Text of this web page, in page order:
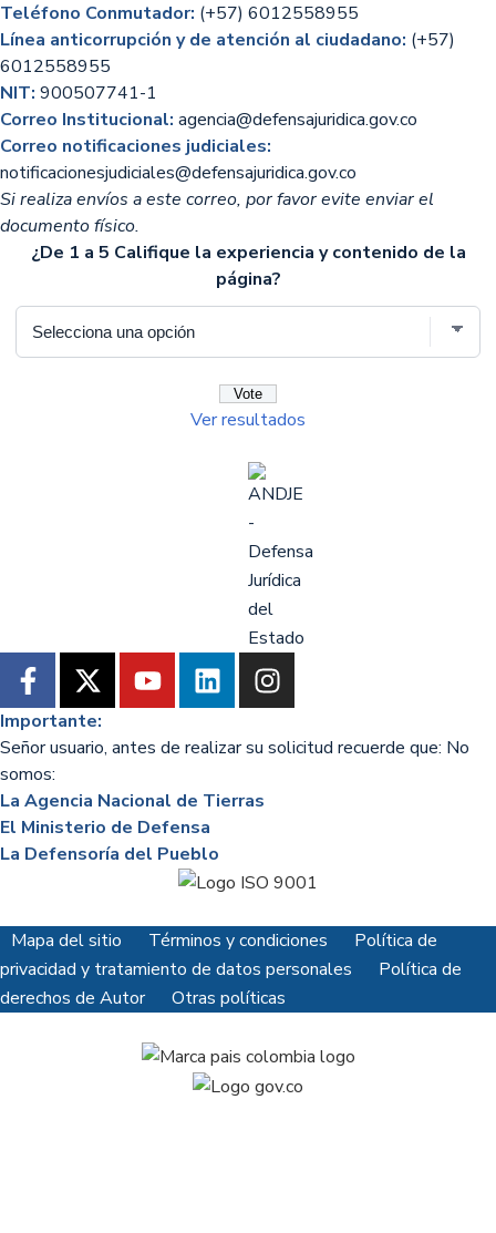
Teléfono Conmutador: (+57) 6012558955
Línea anticorrupción y de atención al ciudadano: (+57)
6012558955
NIT: 900507741-1
Correo Institucional: agencia@defensajuridica.gov.co
Correo notificaciones judiciales:
notificacionesjudiciales@defensajuridica.gov.co
Si realiza envíos a este correo, por favor evite enviar el
documento físico.
¿De 1 a 5 Califique la experiencia y contenido de la
página?
Ver resultados
Importante:
Señor usuario, antes de realizar su solicitud recuerde que: No
somos:
La Agencia Nacional de Tierras
El Ministerio de Defensa
La Defensoría del Pueblo
Mapa del sitio Términos y condiciones
Política de
privacidad y tratamiento de datos personales
Política de
derechos de Autor
Otras políticas